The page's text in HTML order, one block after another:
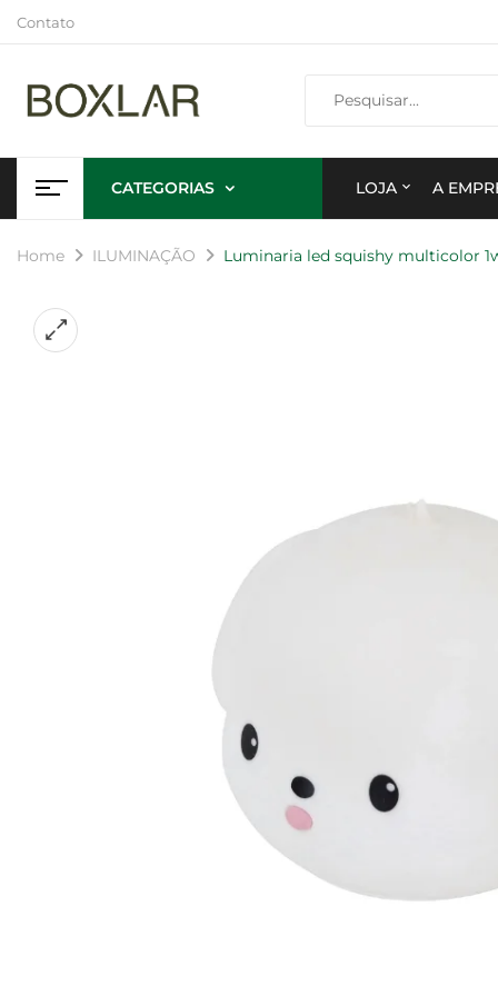
Contato
CATEGORIAS LOJA A
Home ILUMINAÇÃO Luminaria led squishy multicolor